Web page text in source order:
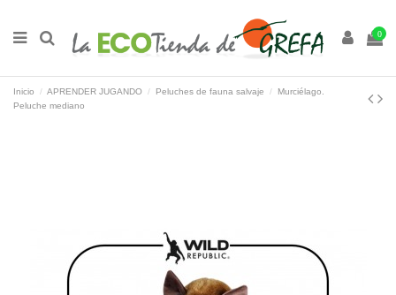
0
Inicio APRENDER JUGANDO Peluches de fauna salvaje
Murciélago.
Peluche mediano